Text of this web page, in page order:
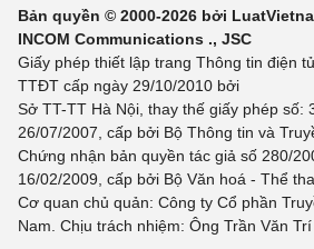
Bản quyền © 2000-2026 bởi
INCOM Communications ., JSC
Giấy phép thiết lập trang Thông tin điện
TTĐT cấp ngày 29/10/2010 bởi
Sở TT-TT Hà Nội, thay thế giấy phép số:
26/07/2007, cấp bởi Bộ Thông tin và
Chứng nhận bản quyền tác giả số 280/
16/02/2009, cấp bởi Bộ Văn hoá - Thể
Cơ quan chủ quản: Công ty Cổ phần
Nam. Chịu trách nhiệm: Ông Trần Văn Trí